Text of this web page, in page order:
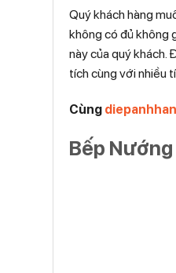
Quý khách hàng
không có đủ không
này của quý khách.
tích cùng với nhiều
Cùng
Bếp Nướng